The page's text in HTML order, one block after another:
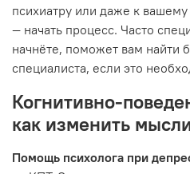
психиатру или даже к
— начать процесс. Часто
начнёте, поможет вам найти
специалиста, если это
Когнитивно-
как изменить
Помощь психолога при